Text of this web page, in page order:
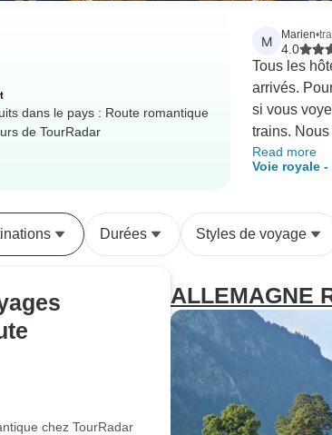
dans le pays : Route romantique
de TourRadar
M Marien•
4.0
Tous les
arrivés.
si vous
trains.
Read more
Voie royale
Durées Styles de voyage
chez TourRadar
ALLEMAGNE